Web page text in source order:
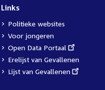
Links
Politieke websites
Voor jongeren
External
link:
Open Data Portaal
Erelijst van Gevallenen
External
Lijst van Gevallenen